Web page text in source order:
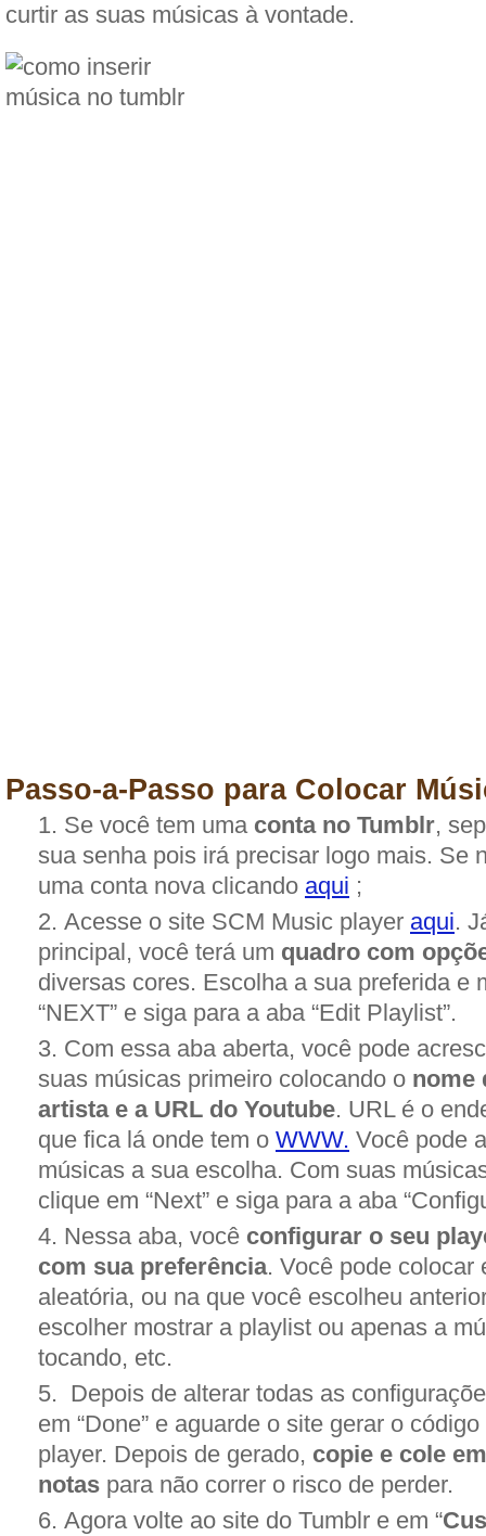
curtir as suas músicas à vontade.
Passo-a-Passo para Colocar
Se você tem umaconta no Tumblr,
sua senha pois irá precisar logo mais. Se
uma conta nova clicando aqui ;
Acesse o site SCM Music player aqui.
principal, você terá um quadro com
diversas cores. Escolha a sua preferida e
“NEXT” e siga para a aba “Edit Playlist”.
Com essa aba aberta, você pode
suas músicas primeiro colocando o nome
artista e a URL do Youtube. URL é o
que fica lá onde tem o WWW. Você pode
músicas a sua escolha. Com suas
clique em “Next” e siga para a aba
Nessa aba, você configurar o seu
com sua preferência. Você pode colocar
aleatória, ou na que você escolheu
escolher mostrar a playlist ou apenas a
tocando, etc.
Depois de alterar todas as
em “Done” e aguarde o site gerar o
player. Depois de gerado, copie e cole
notas para não correr o risco de perder.
Agora volte ao site do Tumblr e em “